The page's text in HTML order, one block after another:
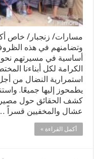
مسارات/ زنجبار/ خاص
وتضامنهم في هذه
أساسية في مسيرتهم نحو
الكرامة لكل أبناءنا
استمرارية النضال من
يطمحوز إليها جميعًا.
كشف الحقائق حول مصير
عشال والمخفيين قسراً
أكمل القراءة »